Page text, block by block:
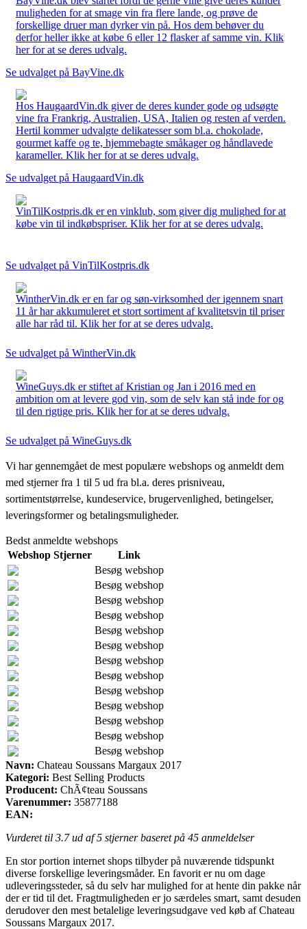
muligheden for at smage vin fra flere lande, og prøve de
forskellige druer man dyrker vin på. Hos dem behøver du
derfor heller ikke at købe 6 eller 12 flasker af samme vin. Klik
her for at se deres udvalg.
Se udvalget på BayVine.dk
Hos HaugaardVin.dk giver de deres kunder gode og udsøgte
vine fra Frankrig, Australien, USA, Italien og resten af verden.
Hertil kommer udvalgte delikatesser som bl.a. chokolade,
gourmet kaffe og te, hjemmebagte småkager og håndlavede
karameller. Klik her for at se deres udvalg.
Se udvalget på HaugaardVin.dk
VinTilKostpris.dk er en vinklub, som giver dig mulighed for at
købe vin til indkøbspriser. Klik her for at se deres udvalg.
Se udvalget på VinTilKostpris.dk
WintherVin.dk er en far og søn-virksomhed der igennem snart
11 år har akkumuleret et stort sortiment af kvalitetsvin til priser
alle har råd til. Klik her for at se deres udvalg.
Se udvalget på WintherVin.dk
WineGuys.dk er stiftet af Kristian og Jan i 2016 med en
ambition om at levere god vin, som de selv kan stå inde for og
til den rigtige pris. Klik her for at se deres udvalg.
Se udvalget på WineGuys.dk
Vi har gennemgået de mest populære webshops og anmeldt dem
med stjerner fra 1 til 5 ud fra bl.a. deres prisniveau,
sortimentstørrelse, kundeservice, brugervenlighed, betingelser,
leveringsformer og betalingsmuligheder.
Bedst anmeldte webshops
Webshop Stjerner
Link
Besøg webshop
Besøg webshop
Besøg webshop
Besøg webshop
Besøg webshop
Besøg webshop
Besøg webshop
Besøg webshop
Besøg webshop
Besøg webshop
Besøg webshop
Besøg webshop
Besøg webshop
Navn: Chateau Soussans Margaux 2017
Kategori: Best Selling Products
Producent: ChÃ¢teau Soussans
Varenummer: 35877188
EAN:
Vurderet til 3.7ud af 5 stjerner baseret på 45 anmeldelser
En stor portion internet shops tilbyder på nuværende tidspunkt
diverse forskellige leveringsmåder. En favorit er nu om dage
udleveringssteder, så du selv har mulighed for at hente din pakke når
der er tid til det. Fragtmuligheden er jo særdeles smart, samt desuden
derudover den mest betalelige leveringsudgave ved køb af Chateau
Soussans Margaux 2017.